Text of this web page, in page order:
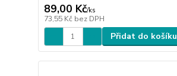
89,00 Kč/ks
73,55 Kč bez DPH
Přidat do košíku